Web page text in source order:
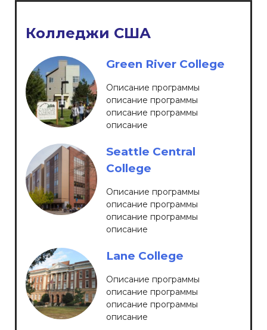
Колледжи США
Green River College
Описание программы
описание программы
описание программы
описание
Seattle Central
Сollege
Описание программы
описание программы
описание программы
описание
Lane College
Описание программы
описание программы
описание программы
описание